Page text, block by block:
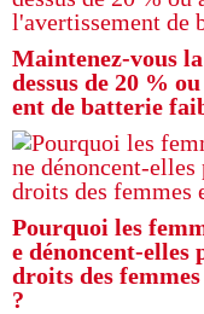
Maintenez-vous
dessus de 20 %
ent de batterie
Pourquoi les
e dénoncent-elles
droits des
?